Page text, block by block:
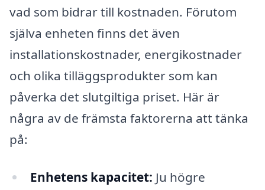
vad som bidrar till kostnaden. Förutom
själva enheten finns det även
installationskostnader, energikostnader
och olika tilläggsprodukter som kan
påverka det slutgiltiga priset. Här är
några av de främsta faktorerna att tänka
på:
Enhetens kapacitet: Ju högre